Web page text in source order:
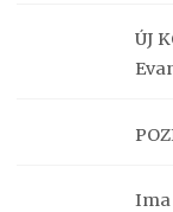
ÚJ
Ima